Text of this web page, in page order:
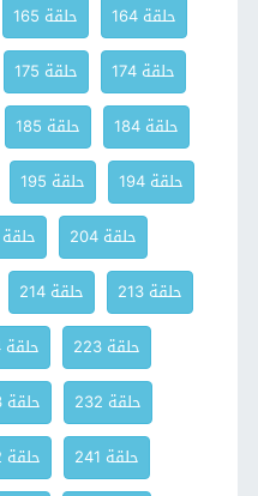
حلقة 164
حلقة 165
حلقة 174
حلقة 175
حلقة 184
حلقة 185
حلقة 194
حلقة 195
حلقة 204
حلقة 205
حلقة 213
حلقة 214
حلقة 223
حلقة 224
حلقة 232
حلقة 233
حلقة 241
حلقة 242